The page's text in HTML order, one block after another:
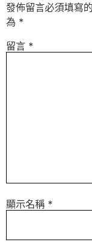
發佈留言必須填寫
為 *
留言 *
顯示名稱 *